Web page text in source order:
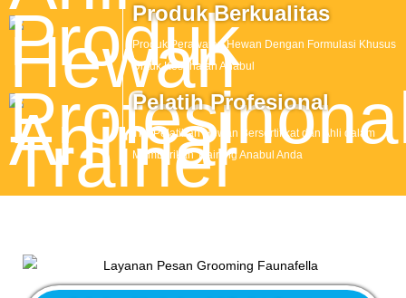
Produk Berkualitas
Produk Perawatan Hewan Dengan Formulasi Khusus
Untuk Kesehatan Anabul
Pelatih Profesional
Tim Pelatihan Hewan Bersertifikat dan Ahli dalam
Memberikan Training Anabul Anda